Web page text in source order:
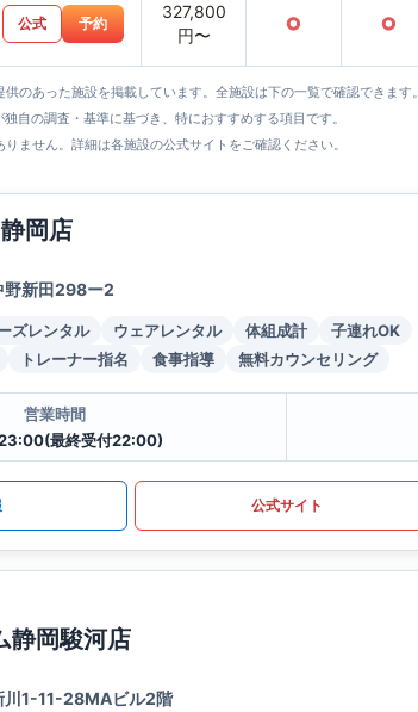
公式 予約
327,800
円〜
○ ○
のあった施設を掲載しています。全施設は下の一覧で確認できます。
自の調査・基準に基づき、特におすすめする項目です。
ません。詳細は各施設の公式サイトをご確認ください。
岡店
野新田298ー2
ズレンタル ウェアレンタル 体組成計
子連れOK
トレーナー指名 食事指導 無料カウンセリング
営業時間
最終受付22:00)
公式サイト
静岡駿河店
川1-11-28MAビル2階